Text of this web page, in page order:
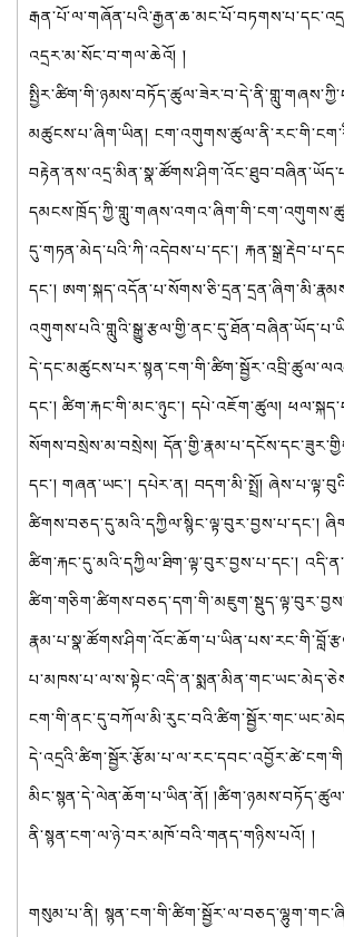
འདྲར་མ་སོང་བ་གལ་ཆེའོ། །
མཚུངས་པ་ཞིག་ཡིན།
དུ་གཏན་མེད་པའི་ཀི་འདེབས་པ་དང་།
དང་།
དང་། ཚིག་རྐང་གི་མང་ཉུང་། དཔེ་འཇོག་ཚུལ།
སོགས་བསྲེས་མ་བསྲེས།
དང་། གཞན་ཡང་། དཔེར་ན། བདག་མི་སྤྲོ།
ཚིགས་བཅད་དུ་མའི་དཀྱིལ་སྙིང་ལྟ་བུར་བྱས་པ་དང་།
ཚིག་རྐང་དུ་མའི་དཀྱིལ་ཐིག་ལྟ་བུར་བྱས་པ་དང་།
མིང་སྙན་དེ་ལེན་ཆོག་པ་ཡིན་ནོ།
ནི་སྙན་ངག་ལ་ཉེ་བར་མཁོ་བའི་གནད་གཉིས་པའོ། །
གསུམ་པ་ནི།